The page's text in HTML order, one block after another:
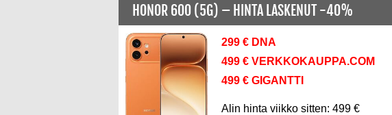
HONOR 600 (5G) – HINTA LASKENUT -40%
299 € DNA
499 € VERKKOKAUPPA.COM
499 € GIGANTTI
Alin hinta viikko sitten: 499 €